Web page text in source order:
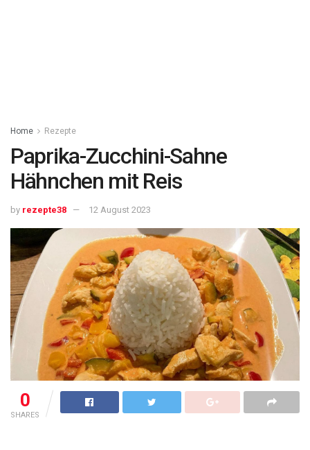
Home Rezepte
Paprika-Zucchini-Sahne
Hähnchen mit Reis
by rezepte38 12 August 2023
0
SHARES